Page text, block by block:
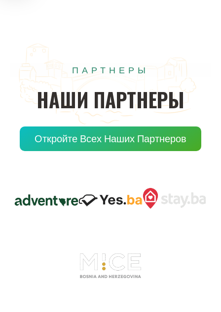
ПАРТНЕРЫ
НАШИ ПАРТНЕРЫ
Откройте Всех Наших Партнеров